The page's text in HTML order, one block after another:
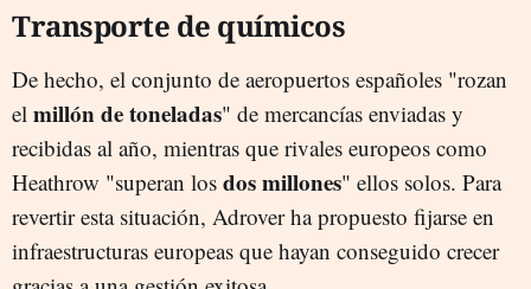
Transporte de químicos
De hecho, el conjunto de aeropuertos españoles "rozan
el millón de toneladas" de mercancías enviadas y
recibidas al año, mientras que rivales europeos como
Heathrow "superan los dos millones" ellos solos. Para
revertir esta situación, Adrover ha propuesto fijarse en
infraestructuras europeas que hayan conseguido crecer